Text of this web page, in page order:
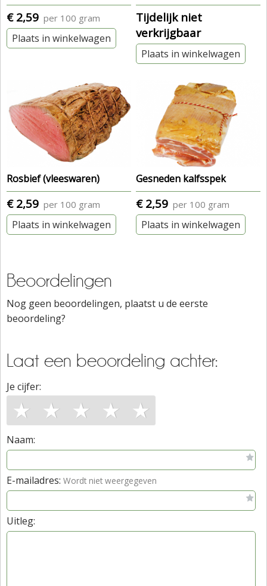
€ 2,59 per 100 gram
Plaats in winkelwagen
Tijdelijk niet
verkrijgbaar
Plaats in winkelwagen
Rosbief (vleeswaren)
€ 2,59 per 100 gram
Plaats in winkelwagen
Gesneden kalfsspek
€ 2,59 per 100 gram
Plaats in winkelwagen
Beoordelingen
Nog geen beoordelingen, plaatst u de eerste
beoordeling?
Laat een beoordeling achter:
Je cijfer:
★ ★ ★ ★ ★
Naam:
E-mailadres: Wordt niet weergegeven
Uitleg: